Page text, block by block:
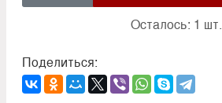
Осталось: 1 шт.
Поделиться: